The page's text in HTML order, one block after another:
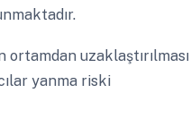
uzaklaştırılması
yanma riski